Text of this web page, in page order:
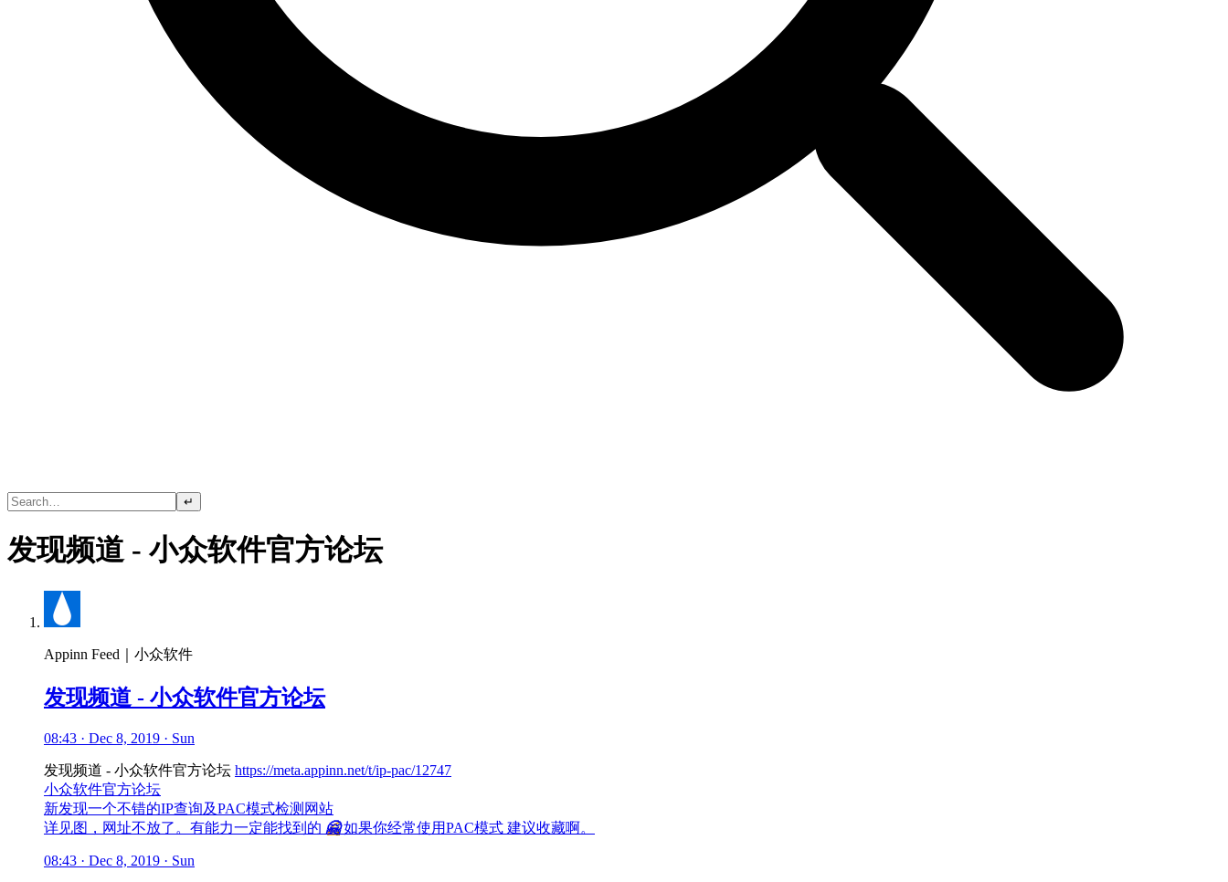
↵
发现频道 - 小众软件官方论坛
Appinn Feed｜小众软件
发现频道 - 小众软件官方论坛
08:43 · Dec 8, 2019 · Sun
发现频道 - 小众软件官方论坛 https://meta.appinn.net/t/ip-pac/12747
小众软件官方论坛
新发现一个不错的IP查询及PAC模式检测网站
详见图，网址不放了。有能力一定能找到的 🤗如果你经常使用PAC模式 建议收藏啊。
08:43 · Dec 8, 2019 · Sun